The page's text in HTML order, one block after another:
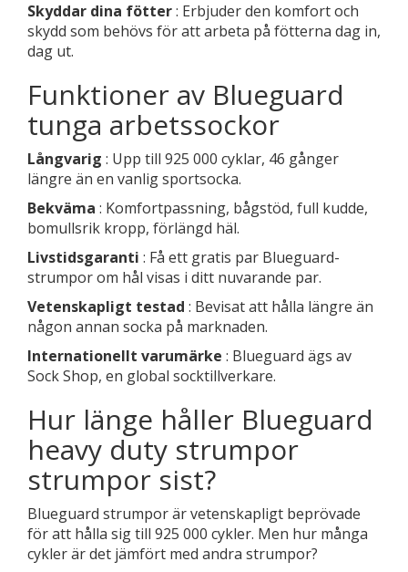
Skyddar dina fötter: Erbjuder den komfort och
skydd som behövs för att arbeta på fötterna dag in,
dag ut.
Funktioner av Blueguard
tunga arbetssockor
Långvarig : Upp till 925 000 cyklar, 46 gånger
längre än en vanlig sportsocka.
Bekväma : Komfortpassning, bågstöd, full kudde,
bomullsrik kropp, förlängd häl.
Livstidsgaranti : Få ett gratis par Blueguard-
strumpor om hål visas i ditt nuvarande par.
Vetenskapligt testad : Bevisat att hålla längre än
någon annan socka på marknaden.
Internationellt varumärke : Blueguard ägs av
Sock Shop, en global socktillverkare.
Hur länge håller Blueguard
heavy duty strumpor
strumpor sist?
Blueguard strumpor är vetenskapligt beprövade
för att hålla sig till 925 000 cykler. Men hur många
cykler är det jämfört med andra strumpor?